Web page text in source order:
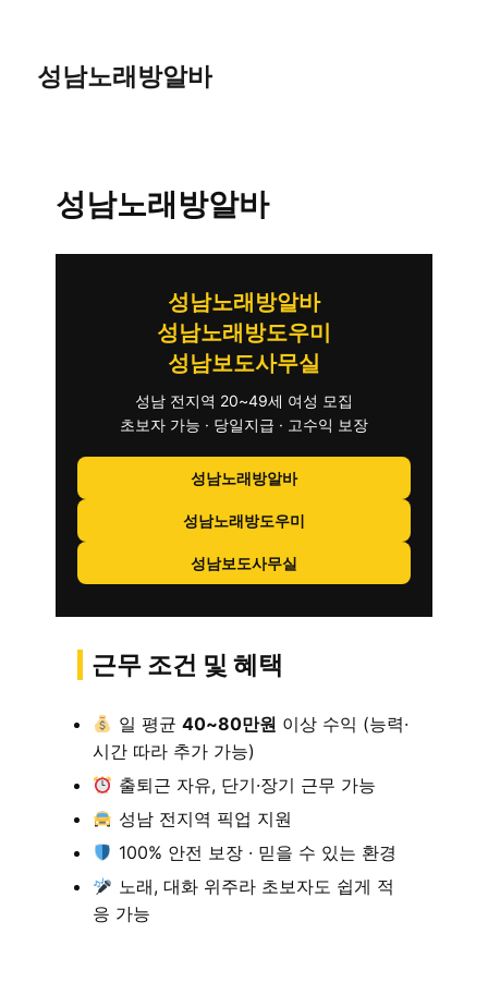
성남노래방알바
성남노래방알바
성남노래방알바
성남노래방도우미
성남보도사무실
성남 전지역 20~49세 여성 모집
초보자 가능 · 당일지급 · 고수익 보장
성남노래방알바
성남노래방도우미
성남보도사무실
근무 조건 및 혜택
일 평균 40~80만원 이상 수익 (능력·
시간 따라 추가 가능)
출퇴근 자유, 단기·장기 근무 가능
성남 전지역 픽업 지원
100% 안전 보장 · 믿을 수 있는 환경
노래, 대화 위주라 초보자도 쉽게 적
응 가능